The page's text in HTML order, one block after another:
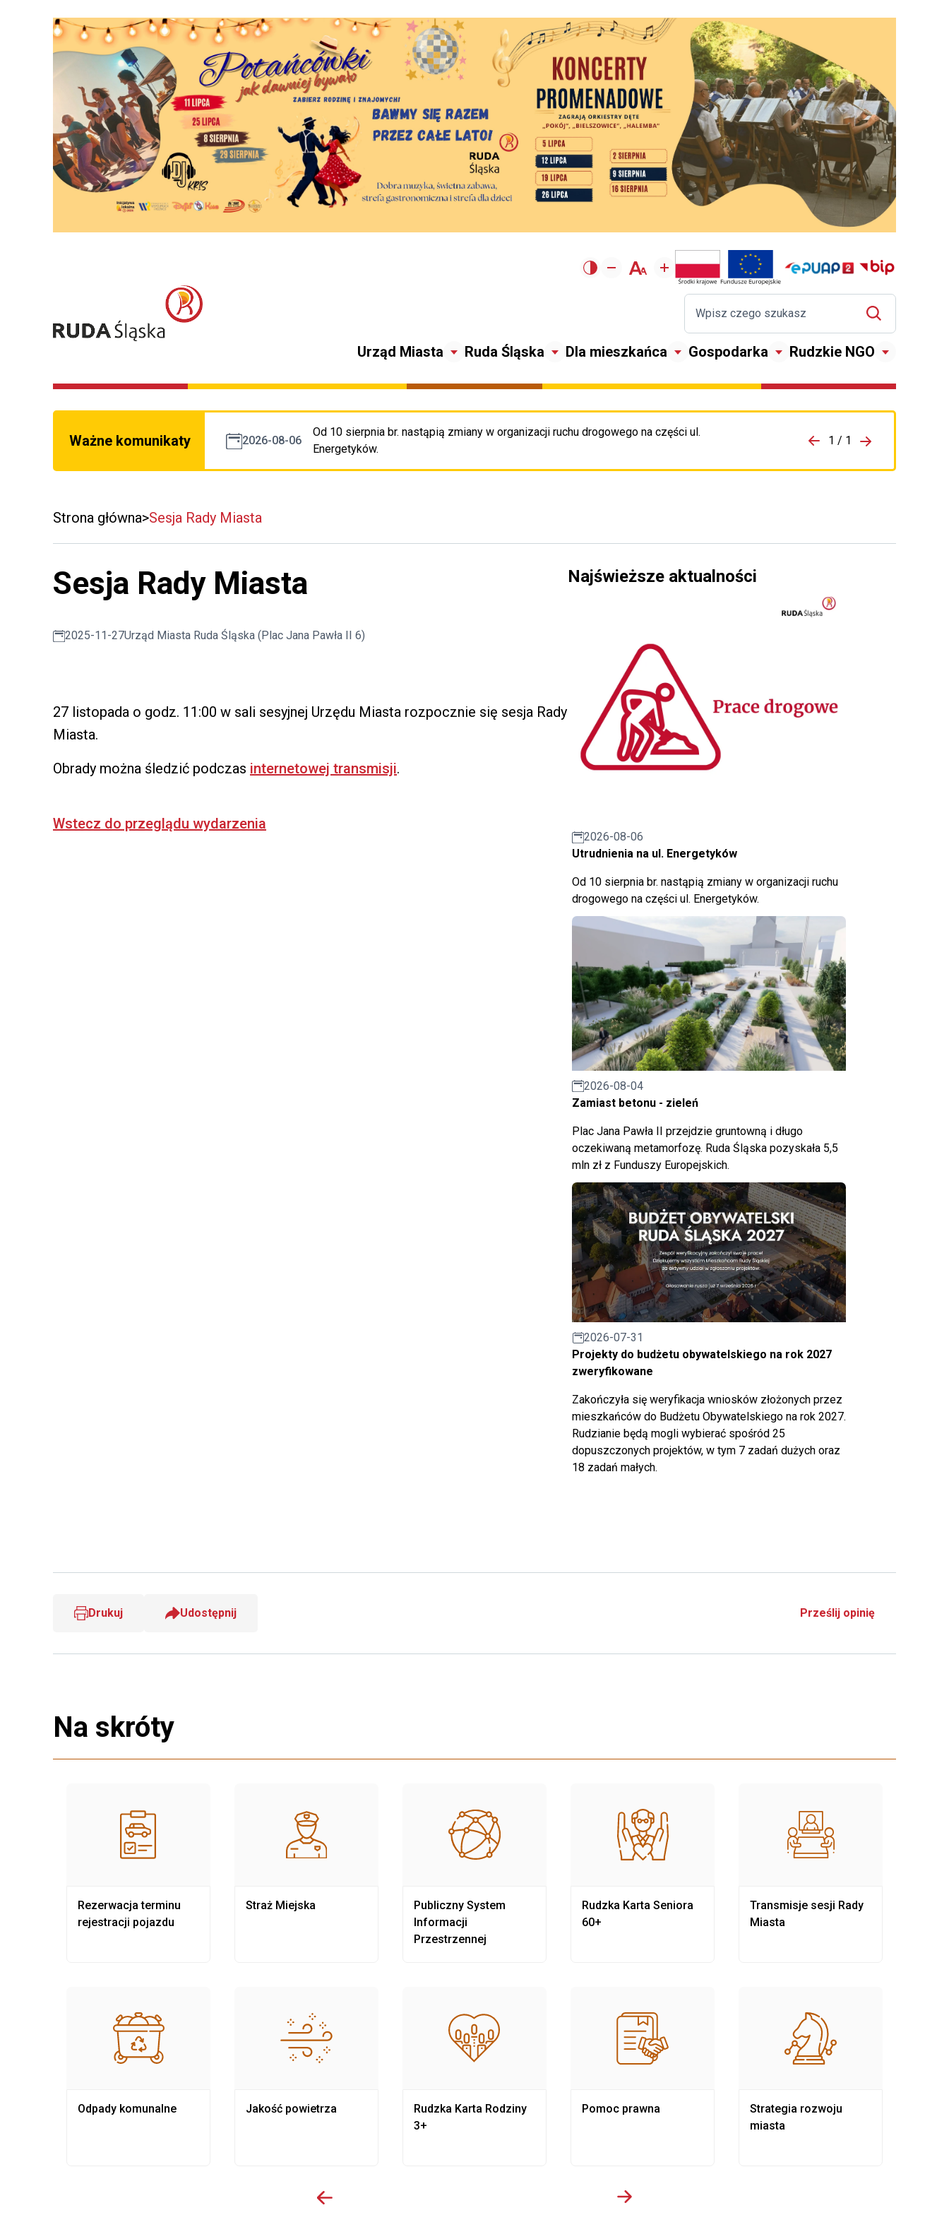
Urząd Miasta Ruda Śląska Dla mieszkańca Gospodarka Rudzkie NGO
Ważne komunikaty 2026-08-06
Od 10 sierpnia br. nastąpią zmiany w organizacji ruchu drogowego na części ul.
Energetyków.
Przejdź do porzpedniego komunikatu 1 / 1
Przejdź do
Strona główna Sesja Rady Miasta
Sesja Rady Miasta
2025-11-27Urząd Miasta Ruda Śląska (Plac Jana Pawła II 6)
27 listopada o godz. 11:00 w sali sesyjnej Urzędu Miasta rozpocznie się sesja Rady
Miasta.
Obrady można śledzić podczas internetowej transmisji.
Wstecz do przeglądu wydarzenia
Najświeższe aktualności
2026-08-06
Utrudnienia na ul. Energetyków
Od 10 sierpnia br. nastąpią zmiany w organizacji ruchu
drogowego na części ul. Energetyków.
2026-08-04
Zamiast betonu - zieleń
Plac Jana Pawła II przejdzie gruntowną i długo
oczekiwaną metamorfozę. Ruda Śląska pozyskała 5,5
mln zł z Funduszy Europejskich.
2026-07-31
Projekty do budżetu obywatelskiego na rok 2027
zweryfikowane
Zakończyła się weryfikacja wniosków złożonych przez
mieszkańców do Budżetu Obywatelskiego na rok 2027.
Rudzianie będą mogli wybierać spośród 25
dopuszczonych projektów, w tym 7 zadań dużych oraz
18 zadań małych.
Drukuj Udostępnij Prześlij opinię
Na skróty
Rezerwacja terminu
rejestracji pojazdu
Odpady komunalne
Straż Miejska
Jakość powietrza
Publiczny System
Informacji
Przestrzennej
Rudzka Karta Rodziny
3+
Rudzka Karta Seniora
60+
Pomoc prawna
Transmisje sesji Rady
Miasta
Strategia rozwoju
miasta